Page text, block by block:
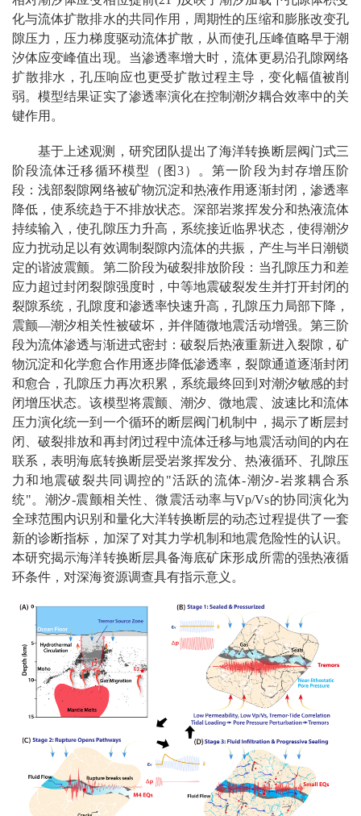
化与流体扩散排水的共同作用，周期性的压缩和膨胀改变孔
隙压力，压力梯度驱动流体扩散，从而使孔压峰值略早于潮
汐体应变峰值出现。当渗透率增大时，流体更易沿孔隙网络
扩散排水，孔压响应也更受扩散过程主导，变化幅值被削
弱。模型结果证实了渗透率演化在控制潮汐耦合效率中的关
键作用。
基于上述观测，研究团队提出了海洋转换断层阀门式三
阶段流体迁移循环模型（图3）。第一阶段为封存增压阶
段：浅部裂隙网络被矿物沉淀和热液作用逐渐封闭，渗透率
降低，使系统趋于不排放状态。深部岩浆挥发分和热液流体
持续输入，使孔隙压力升高，系统接近临界状态，使得潮汐
应力扰动足以有效调制裂隙内流体的共振，产生与半日潮锁
定的谐波震颤。第二阶段为破裂排放阶段：当孔隙压力和差
应力超过封闭裂隙强度时，中等地震破裂发生并打开封闭的
裂隙系统，孔隙度和渗透率快速升高，孔隙压力局部下降，
震颤—潮汐相关性被破坏，并伴随微地震活动增强。第三阶
段为流体渗透与渐进式密封：破裂后热液重新进入裂隙，矿
物沉淀和化学愈合作用逐步降低渗透率，裂隙通道逐渐封闭
和愈合，孔隙压力再次积累，系统最终回到对潮汐敏感的封
闭增压状态。该模型将震颤、潮汐、微地震、波速比和流体
压力演化统一到一个循环的断层阀门机制中，揭示了断层封
闭、破裂排放和再封闭过程中流体迁移与地震活动间的内在
联系，表明海底转换断层受岩浆挥发分、热液循环、孔隙压
力和地震破裂共同调控的"活跃的流体-潮汐-岩浆耦合系
统"。潮汐-震颤相关性、微震活动率与Vp/Vs的协同演化为
全球范围内识别和量化大洋转换断层的动态过程提供了一套
新的诊断指标，加深了对其力学机制和地震危险性的认识。
本研究揭示海洋转换断层具备海底矿床形成所需的强热液循
环条件，对深海资源调查具有指示意义。